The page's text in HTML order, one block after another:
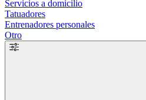
Servicios a domicilio
Tatuadores
Entrenadores personales
Otro